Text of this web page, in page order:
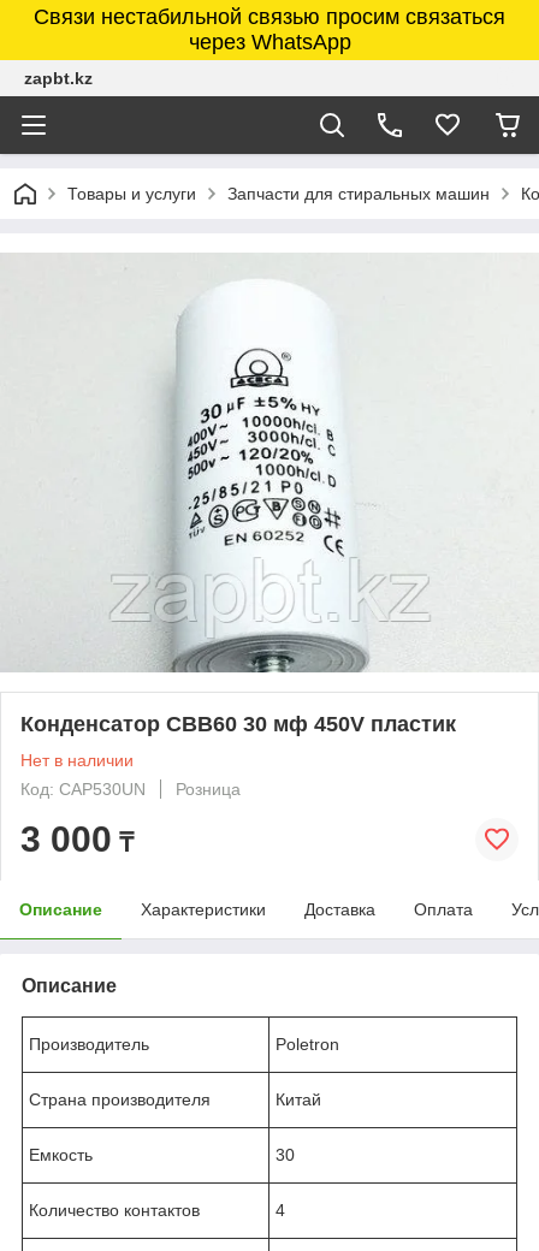
Связи нестабильной связью просим связаться
через WhatsApp
zapbt.kz
Товары и услуги Запчасти для стиральных машин
Конденсатор CBB60 30 мф 450V пластик
Нет в наличии
Код: CAP530UN
Розница
3 000 ₸
Описание Характеристики Доставка Оплата
Описание
Производитель Poletron
Страна производителя Китай
Емкость 30
Количество контактов 4